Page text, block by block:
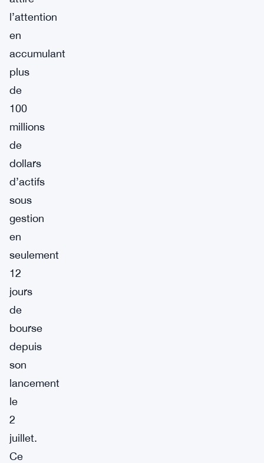
l’attention
en
accumulant
plus
de
100
millions
de
dollars
d’actifs
sous
gestion
en
seulement
12
jours
de
bourse
depuis
son
lancement
le
2
juillet.
Ce